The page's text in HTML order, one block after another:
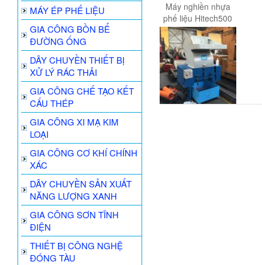
MÁY ÉP PHẾ LIỆU
GIA CÔNG BỒN BỂ
ĐƯỜNG ỐNG
DÂY CHUYỀN THIẾT BỊ
XỬ LÝ RÁC THẢI
GIA CÔNG CHẾ TẠO KẾT
CẤU THÉP
GIA CÔNG XI MẠ KIM
LOẠI
GIA CÔNG CƠ KHÍ CHÍNH
XÁC
DÂY CHUYỀN SẢN XUẤT
NĂNG LƯỢNG XANH
GIA CÔNG SƠN TĨNH
ĐIỆN
THIẾT BỊ CÔNG NGHỆ
ĐÓNG TÀU
Máy nghiền nhựa
phế liệu Hitech500